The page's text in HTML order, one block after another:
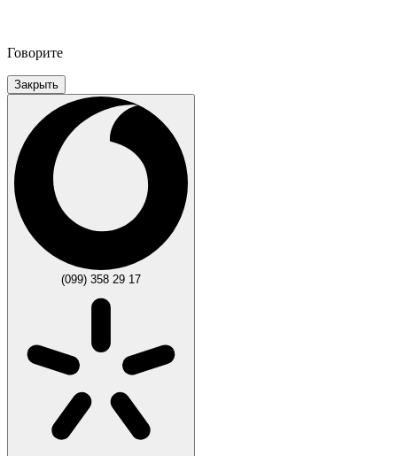
Говорите
Закрыть
(099) 358 29 17